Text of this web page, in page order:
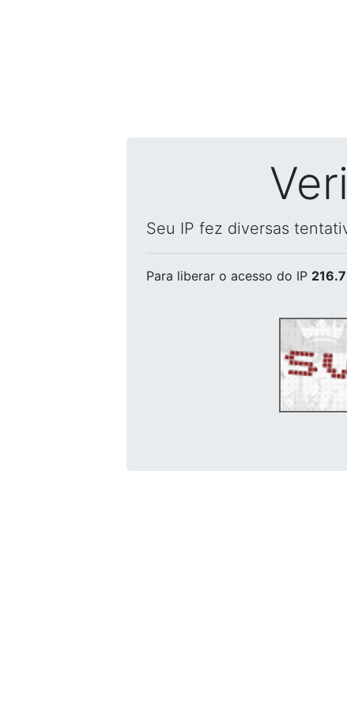
Seu IP fez diversas
Para liberar o acesso do IP